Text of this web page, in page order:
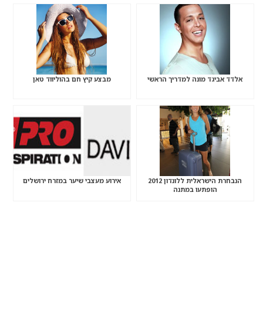
אלדד אביגד מונה למדריך הראשי מבצע קיץ חם בהוליווד טאן
הנבחרת הישראלית ללונדון 2012
הופתעו במתנה
אירוע מעצבי שיער במזרח ירושלים